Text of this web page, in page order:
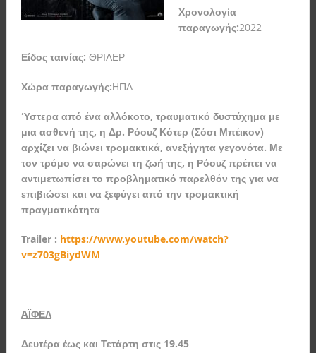
Χρονολογία
παραγωγής:2022
Είδος ταινίας: ΘΡΙΛΕΡ
Χώρα παραγωγής:ΗΠΑ
Ύστερα από ένα αλλόκοτο, τραυματικό δυστύχημα με
μια ασθενή της, η Δρ. Ρόουζ Κότερ (Σόσι Μπέικον)
αρχίζει να βιώνει τρομακτικά, ανεξήγητα γεγονότα. Με
τον τρόμο να σαρώνει τη ζωή της, η Ρόουζ πρέπει να
αντιμετωπίσει το προβληματικό παρελθόν της για να
επιβιώσει και να ξεφύγει από την τρομακτική
πραγματικότητα
Trailer : https://www.youtube.com/watch?
v=z703gBiydWM
AΪΦΕΛ
Δευτέρα έως και Τετάρτη στις 19.45